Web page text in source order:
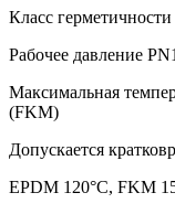
Класс
Рабочее давление
Максимальная
(FKM)
Допускается
EPDM 120°C, FKM